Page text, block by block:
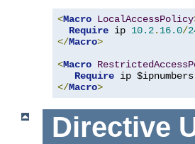
<Macro LocalAccessPolicy
Require ip 10.2. 16.0/
</Macro>
<Macro
Require
</Macro>
Directive